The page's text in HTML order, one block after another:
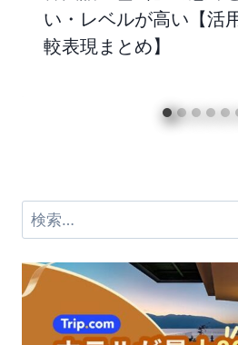
い・レベルが高い【活
較表現まとめ】
検
索: